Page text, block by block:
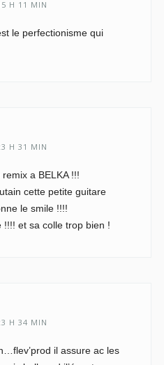
H 11 MIN
le perfectionisme qui
H 31 MIN
a BELKA !!!
cette petite guitare
le smile !!!!
!!!! et sa colle trop bien !
H 34 MIN
il assure ac les